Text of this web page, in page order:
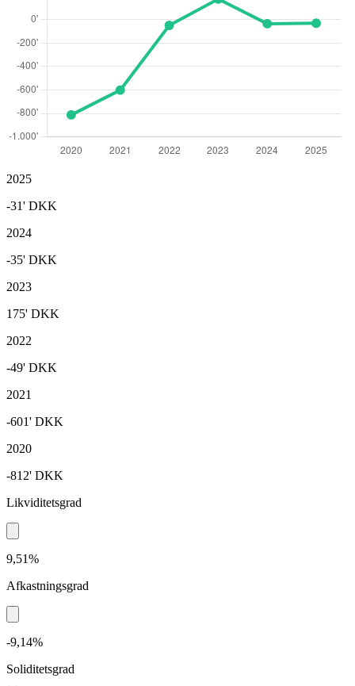
2025
-31' DKK
2024
-35' DKK
2023
175' DKK
2022
-49' DKK
2021
-601' DKK
2020
-812' DKK
Likviditetsgrad
9,51%
Afkastningsgrad
-9,14%
Soliditetsgrad